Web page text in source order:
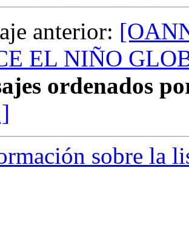
anterior:
EL NIÑO
ordenados
sobre la